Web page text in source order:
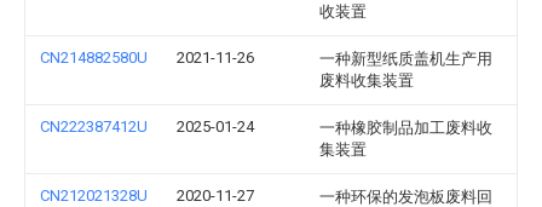
收装置
CN214882580U 2021-11-26
一种新型纸质盖机生产用
废料收集装置
CN222387412U 2025-01-24
一种橡胶制品加工废料收
集装置
CN212021328U 2020-11-27
一种环保的发泡板废料回